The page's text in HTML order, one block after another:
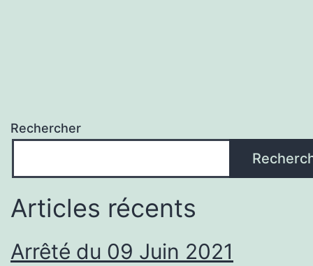
Rechercher
Articles récents
Arrêté du 09 Juin 2021